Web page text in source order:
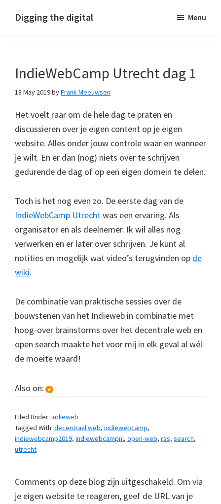
Digging the digital Menu
IndieWebCamp Utrecht dag 1
18 May 2019byFrank Meeuwsen
Het voelt raar om de hele dag te praten en
discussieren over je eigen content op je eigen
website. Alles onder jouw controle waar en wanneer
je wilt. En er dan (nog) niets over te schrijven
gedurende de dag of op een eigen domein te delen.
Toch is het nog even zo. De eerste dag van de
IndieWebCamp Utrechtwas een ervaring. Als
organisator en als deelnemer. Ik wil alles nog
verwerken en er later over schrijven. Je kunt al
notities en mogelijk wat video’s terugvinden op de
wiki.
De combinatie van praktische sessies over de
bouwstenen van het Indieweb in combinatie met
hoog-over brainstorms over het decentrale web en
open search maakte het voor mij in elk geval al wél
de moeite waard!
Also on:
Filed Under: indieweb
Tagged With: decentraal web, indiewebcamp,
indiewebcamp2019, indiewebcampnl, open-web, rss, search,
utrecht
Comments op deze blog zijn uitgeschakeld. Om via
je eigen website te reageren, geef de URL van je